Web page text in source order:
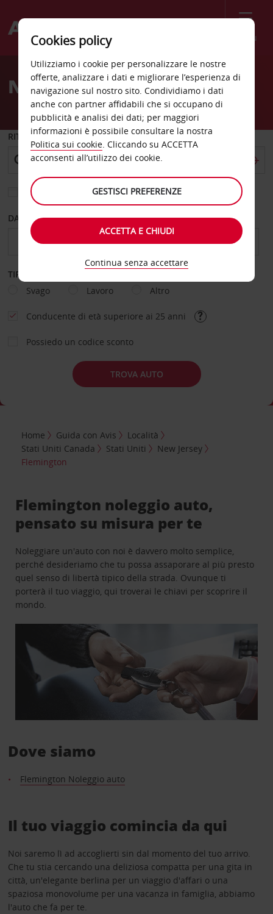
Menù
Welcome
AvisNoleggio auto Flemington
RITIRO DA
Scegli una località di riconsegna diversa
DAL GIORNO AL GIORNO
TIPOLOGIA DI NOLEGGIO
Svago
Lavoro Altro
Conducente di età superiore ai 25 anni
Possiedo un codice sconto
TROVA AUTO
Home Guida con Avis
Località
Stati Uniti Canada
Stati Uniti
New Jersey
Flemington
Flemington noleggio auto,
pensato su misura per te
Noleggiare un'auto con noi è davvero molto semplice,
perché desideriamo che tu possa assaporare al più presto
quel senso di libertà tipico della strada. Ovunque ti
porterà il tuo viaggio, qui troverai le chiavi per scoprire il
mondo.
Dove siamo
Flemington Noleggio auto
Il tuo viaggio comincia da qui
Noi saremo lì ad accoglierti sin dal momento del tuo arrivo.
Che tu stia cercando una deliziosa compatta per una gita in
città, un'elegante berlina per un viaggio d'affari o una
spaziosa monovolume per una vacanza in famiglia, abbiamo
l'auto che fa per te.
Cookies policy
Utilizziamo i cookie per personalizzare le nostre
offerte, analizzare i dati e migliorare l’esperienza di
navigazione sul nostro sito. Condividiamo i dati
anche con partner affidabili che si occupano di
pubblicità e analisi dei dati; per maggiori
informazioni è possibile consultare la nostra
Politica sui cookie. Cliccando su ACCETTA
acconsenti all’utilizzo dei cookie.
GESTISCI PREFERENZE
ACCETTA E CHIUDI
Continua senza accettare